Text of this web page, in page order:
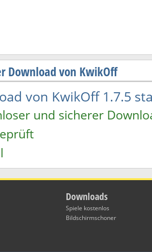
Download von KwikOff
von KwikOff 1.7.5
und sicherer
Downloads
Spiele kostenlos
Bildschirmschoner